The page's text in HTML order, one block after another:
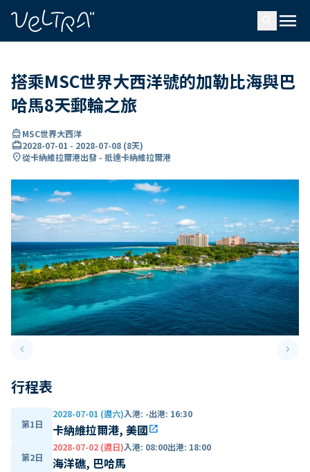
menu
搭乘MSC世界大西洋號的加勒比海與巴
哈馬8天郵輪之旅
directions_boatMSC世界大西洋
card_travel2028-07-01 - 2028-07-08 (8天)
location_on從卡納維拉爾港出發 - 抵達卡納維拉爾港
keyboard_arrow_leftPrevious slide keyboard_arrow_right
行程表
第1日
2028-07-01 (週六)入港: -出港: 16:30
卡納維拉爾港, 美國open_in_new
第2日
2028-07-02 (週日)入港: 08:00出港: 18:00
海洋礁, 巴哈馬